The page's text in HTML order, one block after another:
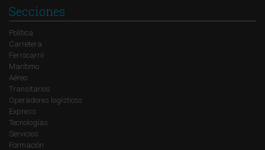
Secciones
Política
Carretera
Ferrocarril
Marítimo
Aéreo
Transitarios
Operadores logísticos
Express
Tecnologías
Servicios
Formación